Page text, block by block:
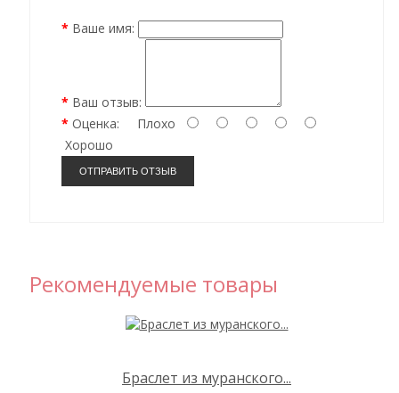
Ваше имя:
Ваш отзыв:
Оценка: Плохо
Хорошо
ОТПРАВИТЬ ОТЗЫВ
Рекомендуемые товары
Браслет из муранского...